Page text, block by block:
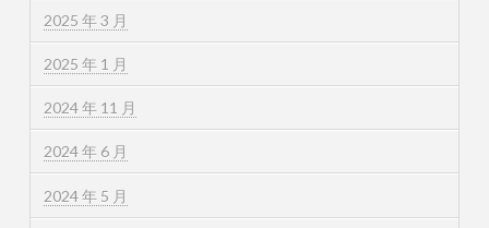
2025 年 3 月
2025 年 1 月
2024 年 11 月
2024 年 6 月
2024 年 5 月